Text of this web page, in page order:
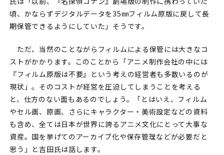
頃、かならずデジタルデータを35㎜フィルム原版に戻して長
期保管できるようにしていた」そうです。
ただ、当然のことながらフィルムによる保管には大きなコ
ストがかかります。このことから「アニメ制作会社の中には
『フィルム原版は不要』という考えの経営者も多数いるのが
現状」。そのコストが経営を圧迫してしまうことを考える
と、仕方のない面もあるのでしょう。「とはいえ、フィルム
やセル画、原画、さらにキャラクター・美術設定などの資料
も含め、全ては日本が世界に誇るアニメ文化にとって大事な
資産。国を挙げてのアーカイブ化や保存管理などが必要だと
思う」と吉田氏は話します。